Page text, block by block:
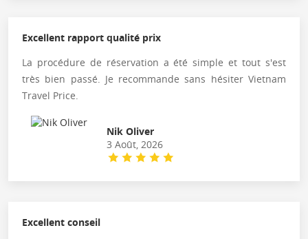
Excellent rapport qualité prix
La procédure de réservation a été simple et tout s'est
très bien passé. Je recommande sans hésiter Vietnam
Travel Price.
Nik Oliver
3 Août, 2026
Excellent conseil